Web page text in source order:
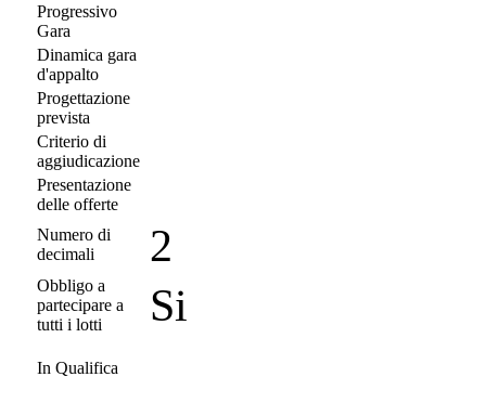
Progressivo
Gara
Dinamica gara
d'appalto
Progettazione
prevista
Criterio di
aggiudicazione
Presentazione
delle offerte
Numero di
decimali
2
Obbligo a
partecipare a
tutti i lotti
Si
In Qualifica